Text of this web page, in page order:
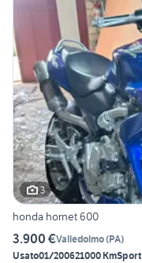
3
honda hornet 600
3.900 €Valledolmo(PA)
Usato01/200621000 KmSport